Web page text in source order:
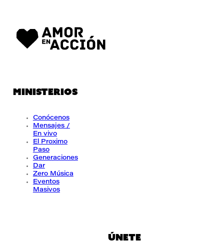
MINISTERIOS
Conócenos
Mensajes /
En vivo
El Proximo
Paso
Generaciones
Dar
Zero Música
Eventos
Masivos
ÚNETE